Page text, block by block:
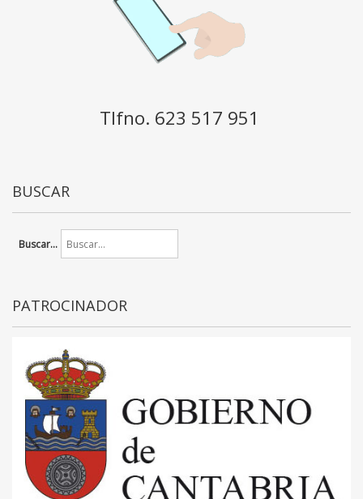
Tlfno. 623 517 951
BUSCAR
Buscar...
PATROCINADOR